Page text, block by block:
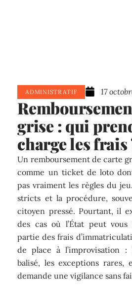
ADMINISTRATIF 17
grise : qui
charge les frais
Un remboursement de carte
comme un ticket de loto
pas vraiment les règles du
stricts et la procédure,
citoyen pressé. Pourtant, il
des cas où l’État peut
partie des frais
de place à l’improvisation
balisé, les exceptions rares,
demande une vigilance sans